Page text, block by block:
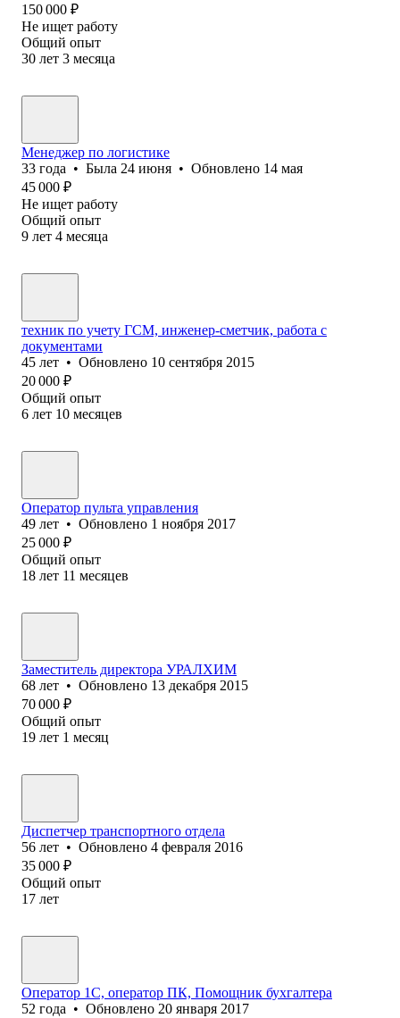
150 000 ₽
Не ищет работу
Общий опыт
30 лет 3 месяца
Менеджер по логистике
33 года • Была 24 июня • Обновлено 14 мая
45 000 ₽
Не ищет работу
Общий опыт
9 лет 4 месяца
техник по учету ГСМ, инженер-сметчик, работа с
документами
45 лет • Обновлено 10 сентября 2015
20 000 ₽
Общий опыт
6 лет 10 месяцев
Оператор пульта управления
49 лет • Обновлено 1 ноября 2017
25 000 ₽
Общий опыт
18 лет 11 месяцев
Заместитель директора УРАЛХИМ
68 лет • Обновлено 13 декабря 2015
70 000 ₽
Общий опыт
19 лет 1 месяц
Диспетчер транспортного отдела
56 лет • Обновлено 4 февраля 2016
35 000 ₽
Общий опыт
17 лет
Оператор 1C, оператор ПК, Помощник бухгалтера
52 года • Обновлено 20 января 2017